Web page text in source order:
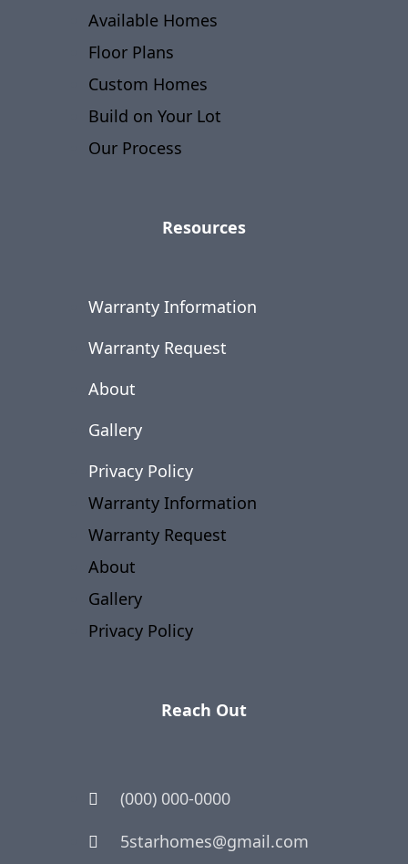
Available Homes
Floor Plans
Custom Homes
Build on Your Lot
Our Process
Resources
Warranty Information
Warranty Request
About
Gallery
Privacy Policy
Warranty Information
Warranty Request
About
Gallery
Privacy Policy
Reach Out
(000) 000-0000
5starhomes@gmail.com